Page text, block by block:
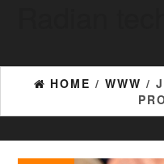
HOME / WWW /